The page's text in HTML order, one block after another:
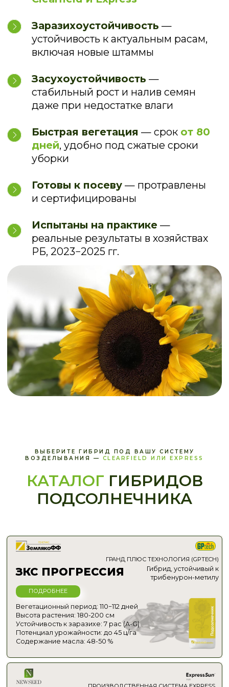
ВЫБЕРИТЕ ГИБРИД ПОД ВАШУ СИСТЕМУ
ВОЗДЕЛЫВАНИЯ —
CLEARFIELD ИЛИ EXPRESS
КАТАЛОГ ГИБРИДОВ
ПОДСОЛНЕЧНИКА
ГРАНД ПЛЮС ТЕХНОЛОГИЯ (GPTECH)
ЗКС ПРОГРЕССИЯ
Высота растения: 170-180 см
Устойчивость к заразихе: 7 рас
Высота растения: 160-180 см
Вегетационный период: 105-110 дней
Высота растения: 160-180 см
Устойчивость к заразихе: ABCDE
Потенциал урожайности: до 44,6 ц/га
Содержание масла: 50-52 %
Вегетационный период: 110-112 дней
Высота растения: до 175 см
Устойчивость к заразихе: 6 рас (A-F)
Потенциал урожайности: до 40 ц/га
Высота растения: 180-200 см
Устойчивость к заразихе: 6 рас (A-F)
Потенциал урожайности: до 40 ц/га
Устойчивость к заразихе: 7 рас (A-G)
Потенциал урожайности: до 45 ц/га
Содержание масла: 48-50 %
ГЛОБАЛЬНАЯ ТЕХНОЛОГИЯ (GLTECH)
имидазолинам
ДОН ЭКСПРЕСС
ОЛИГАРХ
ЗКС КАССИУС
ЗКС ГЕНИУС
ПОДРОБНЕЕ
ПОДРОБНЕЕ
ПОДРОБНЕЕ
ПОДРОБНЕЕ
Гибрид, устойчивый к
имидазолинонам
ПРОИЗВОДСТВЕННАЯ СИСТЕМА EXPRESS
Гибрид, устойчивый к
трибенурон-метилу
Гибрид, устойчивый к
трибенурон-метилу
ПРОИЗВОДСТВЕННАЯ СИСТЕМА CLEARFIELD PLUS